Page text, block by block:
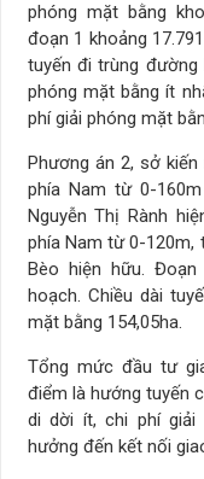
phóng mặt bằng
đoạn 1 khoảng
tuyến đi trùng đường
phóng mặt bằng ít
phí giải phóng mặt
Phương án 2, sở
phía Nam từ 0-
Nguyễn Thị Rành
phía Nam từ 0-120m,
Bèo hiện hữu.
hoạch. Chiều dài
mặt bằng 154,05ha.
Tổng mức đầu tư
điểm là hướng tuyến
di dời ít, chi phí giải
hưởng đến kết nối